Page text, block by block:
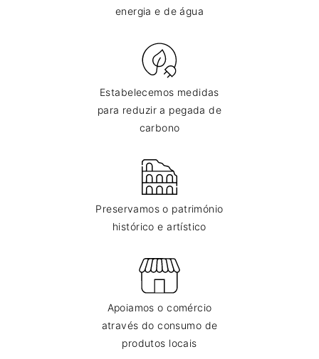
energia e de água
Estabelecemos medidas
para reduzir a pegada de
carbono
Preservamos o património
histórico e artístico
Apoiamos o comércio
através do consumo de
produtos locais